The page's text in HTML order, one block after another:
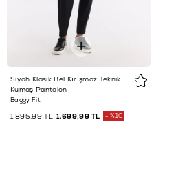
Siyah Klasik Bel Kırışmaz Teknik
Kumaş Pantolon
Baggy Fit
1.699,99 TL
1.895,99 TL %10